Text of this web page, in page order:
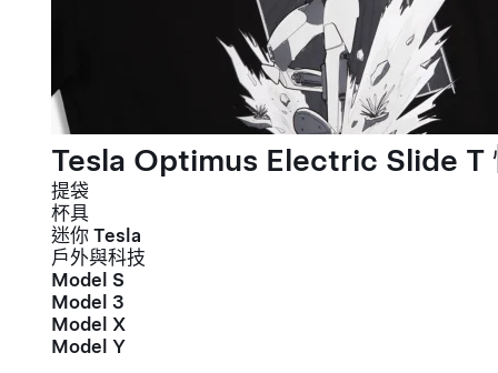
Tesla Optimus Electric Slide T
提袋
杯具
迷你 Tesla
戶外與科技
Model S
Model 3
Model X
Model Y